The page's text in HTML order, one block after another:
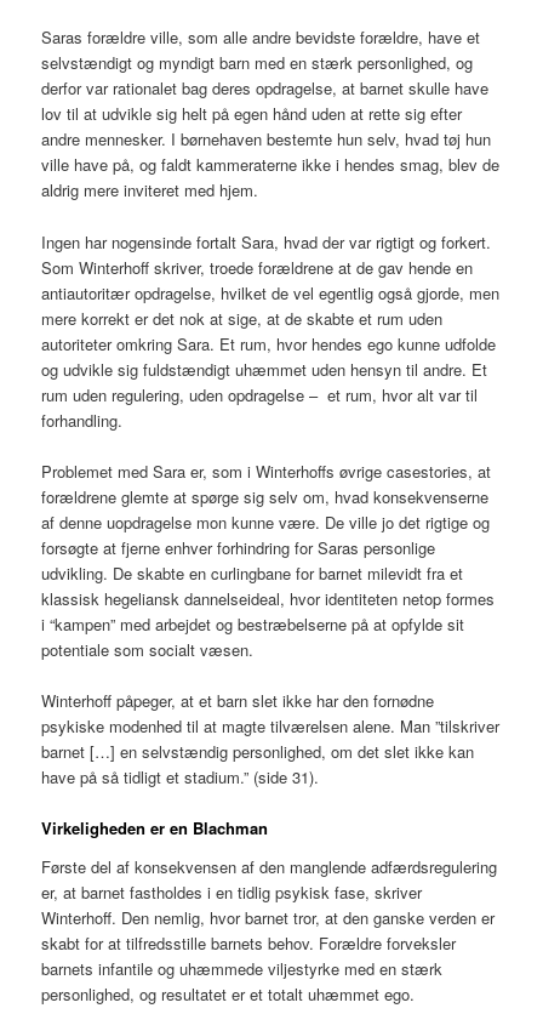
Saras forældre ville, som alle andre bevidste forældre, have et
selvstændigt og myndigt barn med en stærk personlighed, og
derfor var rationalet bag deres opdragelse, at barnet skulle have
lov til at udvikle sig helt på egen hånd uden at rette sig efter
andre mennesker. I børnehaven bestemte hun selv, hvad tøj hun
ville have på, og faldt kammeraterne ikke i hendes smag, blev de
aldrig mere inviteret med hjem.
Ingen har nogensinde fortalt Sara, hvad der var rigtigt og forkert.
Som Winterhoff skriver, troede forældrene at de gav hende en
antiautoritær opdragelse, hvilket de vel egentlig også gjorde, men
mere korrekt er det nok at sige, at de skabte et rum uden
autoriteter omkring Sara. Et rum, hvor hendes ego kunne udfolde
og udvikle sig fuldstændigt uhæmmet uden hensyn til andre. Et
rum uden regulering, uden opdragelse – et rum, hvor alt var til
forhandling.
Problemet med Sara er, som i Winterhoffs øvrige casestories, at
forældrene glemte at spørge sig selv om, hvad konsekvenserne
af denne uopdragelse mon kunne være. De ville jo det rigtige og
forsøgte at fjerne enhver forhindring for Saras personlige
udvikling. De skabte en curlingbane for barnet milevidt fra et
klassisk hegeliansk dannelseideal, hvor identiteten netop formes
i “kampen” med arbejdet og bestræbelserne på at opfylde sit
potentiale som socialt væsen.
Winterhoff påpeger, at et barn slet ikke har den fornødne
psykiske modenhed til at magte tilværelsen alene. Man ”tilskriver
barnet […] en selvstændig personlighed, om det slet ikke kan
have på så tidligt et stadium.” (side 31).
Virkeligheden er en Blachman
Første del af konsekvensen af den manglende adfærdsregulering
er, at barnet fastholdes i en tidlig psykisk fase, skriver
Winterhoff. Den nemlig, hvor barnet tror, at den ganske verden er
skabt for at tilfredsstille barnets behov. Forældre forveksler
barnets infantile og uhæmmede viljestyrke med en stærk
personlighed, og resultatet er et totalt uhæmmet ego.